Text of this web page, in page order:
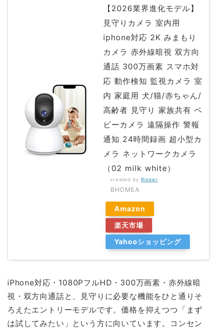
【2026業界進化モデル】
見守りカメラ 室内用
iphone対応 2K みまもり
カメラ 赤外線暗視 双方向
通話 300万画素 スマホ対
応 動作検知 監視カメラ 室
内 家庭用 犬/猫/赤ちゃん/
高齢者 見守り 家族共有 ベ
ビーカメラ 遠隔操作 警報
通知 24時間録画 超小型カ
メラ ネットワークカメラ
（02 milk white）
created by Rinker
BHOMEA
Amazon
楽天市場
Yahooショッピング
iPhone対応・1080PフルHD・300万画素・赤外線暗
視・双方向通話と、見守りに必要な機能をひと通りそ
ろえたエントリーモデルです。価格を抑えつつ「まず
は試してみたい」という方に向いています。コンセン